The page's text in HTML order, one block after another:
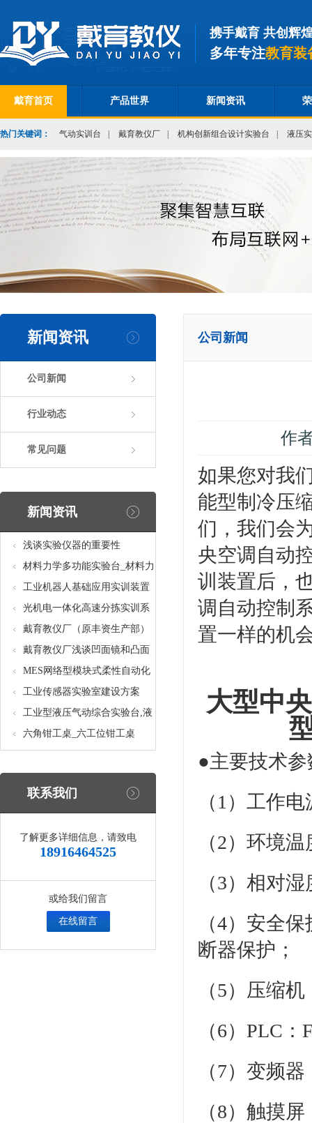
携手戴育 共创辉
多年专注教育装
戴育首页 产品世界 新闻资讯
热门关键词： 气动实训台 戴育教仪厂 机构创新组合设计实验台 液压
新闻资讯
公司新闻
行业动态
常见问题
新闻资讯
浅谈实验仪器的重要性
材料力学多功能实验台_材料力
学多功能考核实验实训设备
工业机器人基础应用实训装置
台_工业机器人基础应用实训考
核设备
光机电一体化高速分拣实训系
统_光机电一体化高速分拣实验
实训设备
戴育教仪厂（原丰资生产部）
助力春季高教仪器展
戴育教仪厂浅谈凹面镜和凸面
镜的区别之处
MES网络型模块式柔性自动化
生产线实验系统(八站)_模块柔
性自动化生产线教学实训设备
工业传感器实验室建设方案
工业型液压气动综合实验台,液
压气动综合实训台
六角钳工桌_六工位钳工桌
联系我们
了解更多详细信息，请致电
18916464525
或给我们留言
在线留言
公司新闻
作
如果您对我
能型制冷压
们，我们会
央空调自动
训装置后，
调自动控制
置一样的机
大型中
●主要技术参
（1）工作
（2）环境
（3）相对
（4）安全
断器保护；
（5）压缩
（6）PLC
（7）变频
（8）触摸